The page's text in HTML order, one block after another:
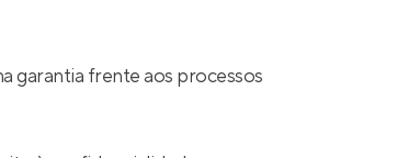
garantia frente aos processos